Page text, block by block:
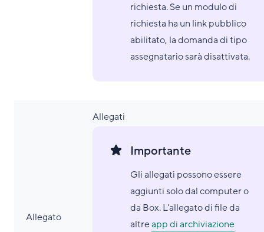
richiesta. Se un modulo di
richiesta ha un link pubblico
abilitato, la domanda di tipo
assegnatario sarà disattivata.
Allegato
Allegati
Importante
Gli allegati possono essere
aggiunti solo dal computer o
da Box. L'allegato di file da
altreapp di archiviazione